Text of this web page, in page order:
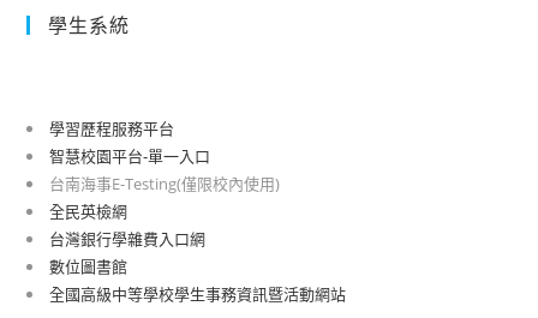
學生系統
學習歷程服務平台
智慧校園平台-單一入口
台南海事E-Testing(僅限校內使用)
全民英檢網
台灣銀行學雜費入口網
數位圖書館
全國高級中等學校學生事務資訊暨活動網站